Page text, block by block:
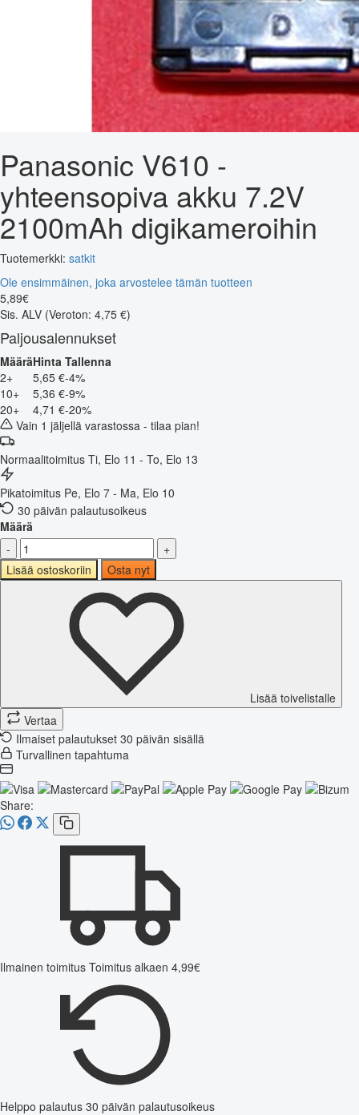
Panasonic V610 -
yhteensopiva akku 7.2V
2100mAh digikameroihin
Tuotemerkki: satkit
Ole ensimmäinen, joka arvostelee tämän tuotteen
5,89€
Sis. ALV (Veroton: 4,75 €)
Paljousalennukset
MääräHinta Tallenna
2+
5,65 €-4%
10+
5,36 €-9%
20+
4,71 €-20%
Vain 1 jäljellä varastossa - tilaa pian!
Normaalitoimitus Ti, Elo 11 - To, Elo 13
Pikatoimitus Pe, Elo 7 - Ma, Elo 10
30 päivän palautusoikeus
Määrä
-
+
Lisää ostoskoriin
Osta nyt
Lisää toivelistalle
Vertaa
Ilmaiset palautukset 30 päivän sisällä
Turvallinen tapahtuma
Share:
Ilmainen toimitus Toimitus alkaen 4,99€
Helppo palautus 30 päivän palautusoikeus